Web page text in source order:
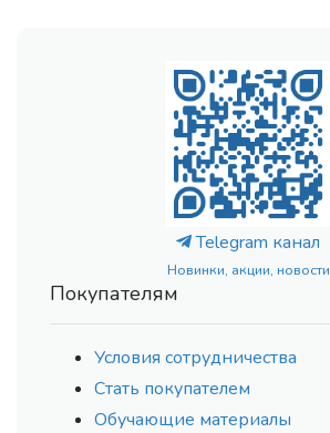
Telegram канал
Новинки, акции, новости
Покупателям
Условия сотрудничества
Стать покупателем
Обучающие материалы